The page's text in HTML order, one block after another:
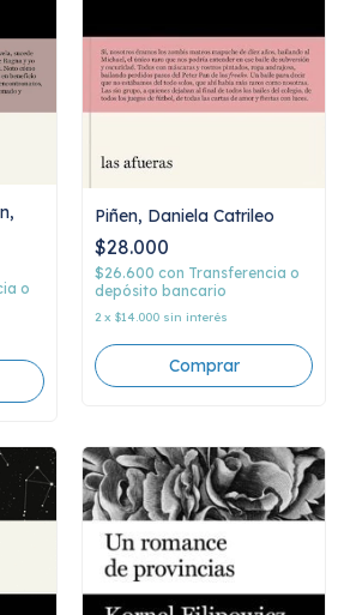
o
Piñen, Daniela Catrileo
$28.000
$26.600 con Transferencia o
depósito bancario
2 x $14.000 sin interés